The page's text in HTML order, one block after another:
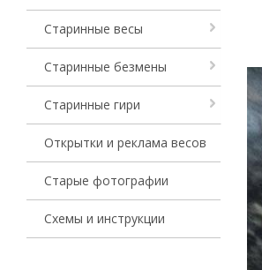
Старинные весы
Старинные безмены
Старинные гири
Открытки и реклама весов
Старые фотографии
Схемы и инструкции